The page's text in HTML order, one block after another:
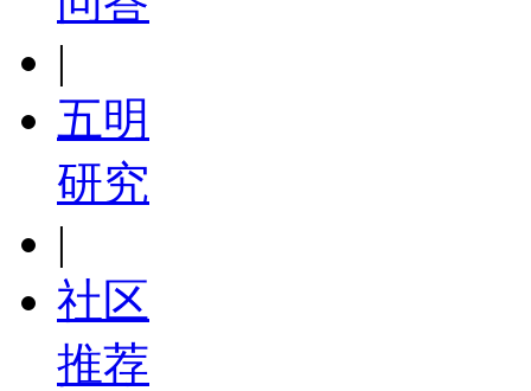
|
五明
研究
|
社区
推荐